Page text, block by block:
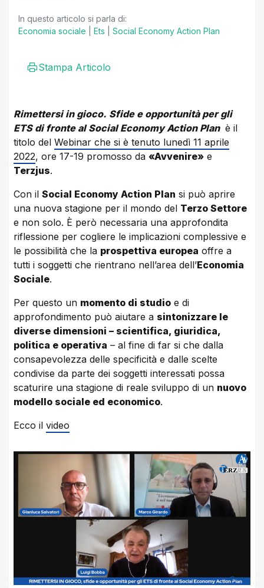
In questo articolo si parla di:
Economia sociale
Ets Social Economy Action Plan
Stampa Articolo
Rimettersi in gioco. Sfide e opportunità per gli
ETS di fronte al Social Economy Action Plan è il
titolo del Webinar che si è tenuto lunedì 11 aprile
2022, ore 17-19 promosso da «Avvenire» e
Terzjus.
Con il Social Economy Action Plan si può aprire
una nuova stagione per il mondo del Terzo Settore
e non solo. È però necessaria una approfondita
riflessione per cogliere le implicazioni complessive e
le possibilità che la prospettiva europea offre a
tutti i soggetti che rientrano nell’area dell’Economia
Sociale.
Per questo un momento di studio e di
approfondimento può aiutare a sintonizzare le
diverse dimensioni – scientifica, giuridica,
politica e operativa – al fine di far si che dalla
consapevolezza delle specificità e dalle scelte
condivise da parte dei soggetti interessati possa
scaturire una stagione di reale sviluppo di un nuovo
modello sociale ed economico.
Ecco il video